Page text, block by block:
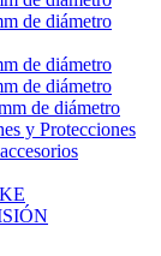
de diámetro
de diámetro
de diámetro
de diámetro
y Protecciones